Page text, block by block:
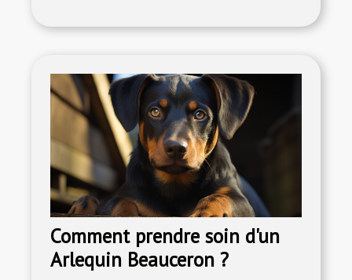
Comment prendre soin d'un
Arlequin Beauceron ?